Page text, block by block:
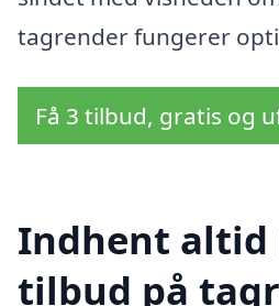
tagrender fungerer
Få 3 tilbud, gratis og
Indhent altid
tilbud på